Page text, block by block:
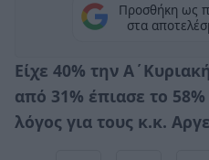
Προσθήκη ως
στα
Είχε 40% την
από 31% έπιασε το
λόγος για τους κ.κ.